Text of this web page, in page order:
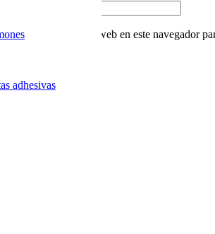
adhesivas
correo electrónico y web en este navegador